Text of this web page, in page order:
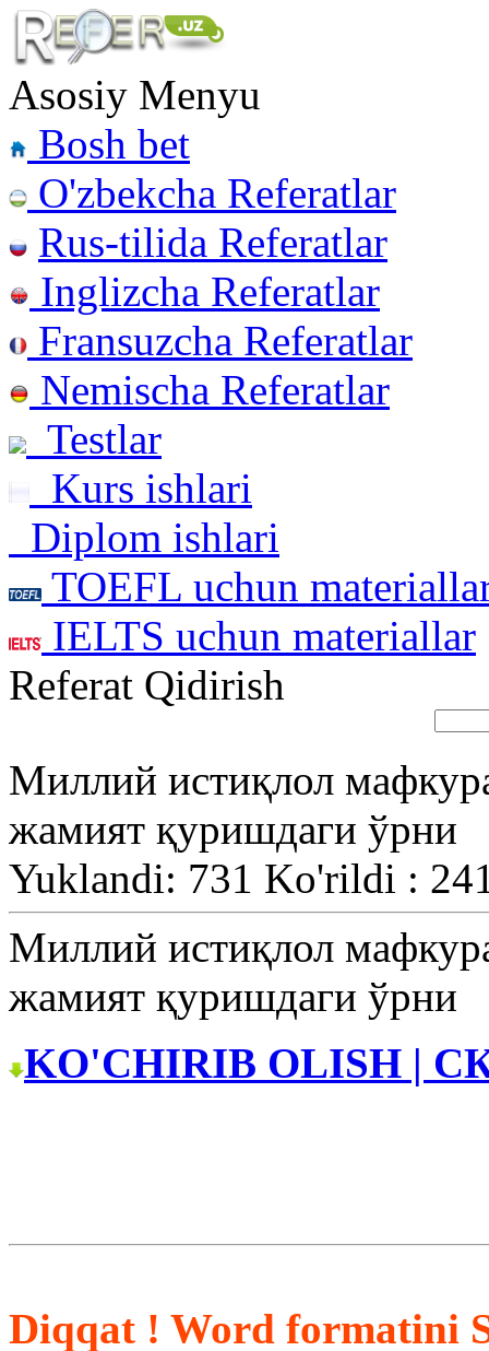
Asosiy Menyu
Bosh bet
O'zbekcha Referatlar
Rus-tilida Referatlar
Inglizcha Referatlar
Fransuzcha Referatlar
Nemischa Referatlar
Testlar
Kurs ishlari
Diplom ishlari
TOEFL uchun
IELTS uchun materiallar
Referat Qidirish
Миллий истиқлол
жамият қуришдаги ўрни
Yuklandi: 731 Ko'rildi :
Миллий истиқлол
жамият қуришдаги ўрни
KO'CHIRIB OLISH |
Diqqat ! Word formatini